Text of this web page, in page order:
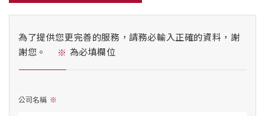
為了提供您更完善的服務，請務必輸入正確的資料，謝
謝您。
為必填欄位
公司名稱